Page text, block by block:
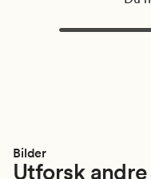
Bilder
Utforsk